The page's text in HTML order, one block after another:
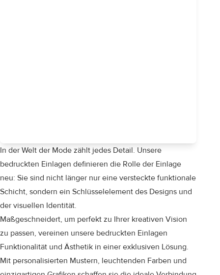
In der Welt der Mode zählt jedes Detail. Unsere
bedruckten Einlagen definieren die Rolle der Einlage
neu: Sie sind nicht länger nur eine versteckte funktionale
Schicht, sondern ein Schlüsselelement des Designs und
der visuellen Identität.
Maßgeschneidert, um perfekt zu Ihrer kreativen Vision
zu passen, vereinen unsere bedruckten Einlagen
Funktionalität und Ästhetik in einer exklusiven Lösung.
Mit personalisierten Mustern, leuchtenden Farben und